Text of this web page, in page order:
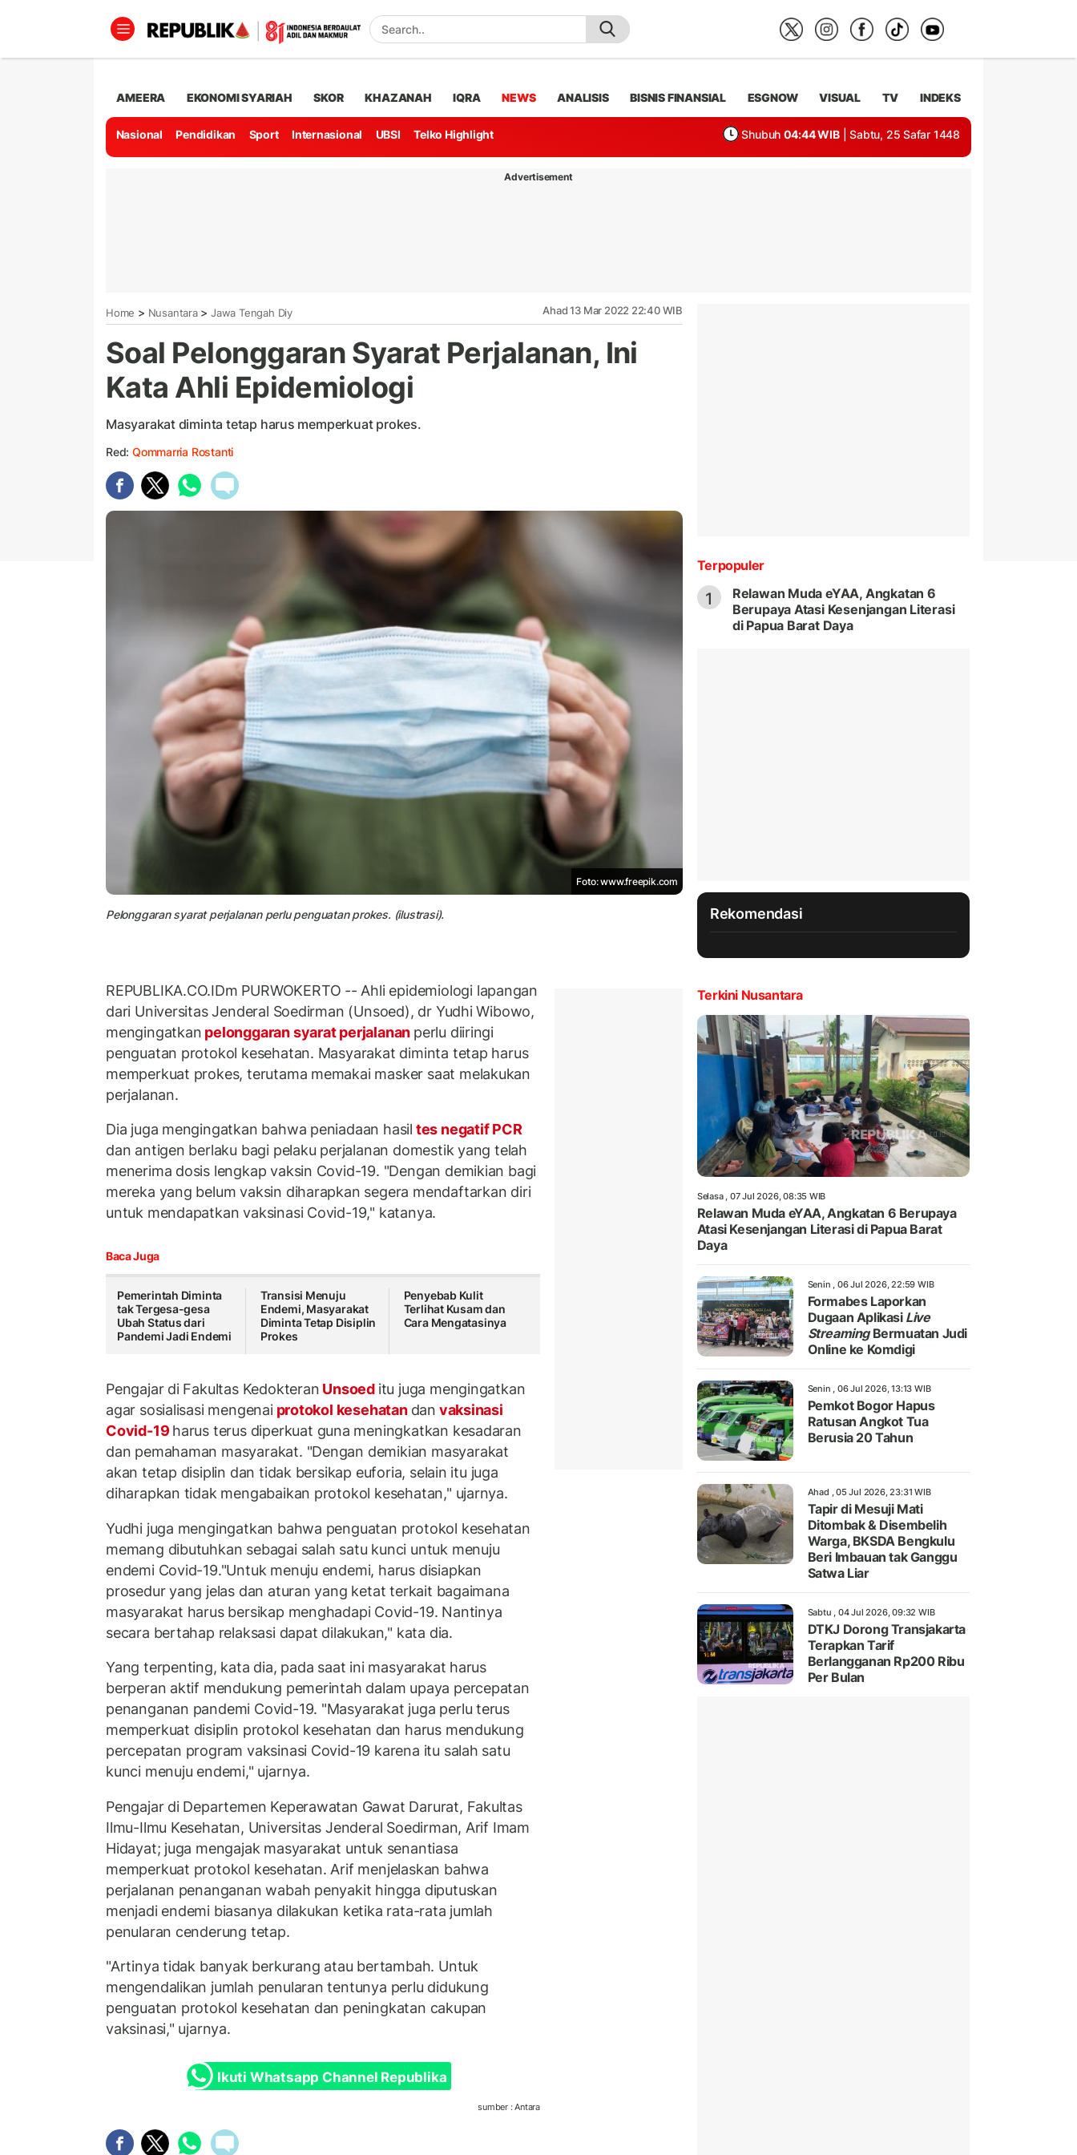
AMEERA EKONOMI SYARIAH SKOR KHAZANAH IQRA NEWS ANALISIS BISNIS FINANSIAL ESGNOW VISUAL TV INDEKS
Nasional Pendidikan Sport Internasional UBSI Telko Highlight Shubuh 04:44 WIB | Sabtu, 25 Safar 1448
Advertisement
Home > Nusantara> Jawa Tengah Diy Ahad 13 Mar 2022 22:40 WIB
Soal Pelonggaran Syarat Perjalanan, Ini
Kata Ahli Epidemiologi
Masyarakat diminta tetap harus memperkuat prokes.
Red: Qommarria Rostanti
Foto: www.freepik.com
Pelonggaran syarat perjalanan perlu penguatan prokes. (ilustrasi).
REPUBLIKA.CO.IDm PURWOKERTO -- Ahli epidemiologi lapangan
dari Universitas Jenderal Soedirman (Unsoed), dr Yudhi Wibowo,
mengingatkan pelonggaran syarat perjalanan perlu diiringi
penguatan protokol kesehatan. Masyarakat diminta tetap harus
memperkuat prokes, terutama memakai masker saat melakukan
perjalanan.
Dia juga mengingatkan bahwa peniadaan hasil tes negatif PCR
dan antigen berlaku bagi pelaku perjalanan domestik yang telah
menerima dosis lengkap vaksin Covid-19. "Dengan demikian bagi
mereka yang belum vaksin diharapkan segera mendaftarkan diri
untuk mendapatkan vaksinasi Covid-19," katanya.
Baca Juga
Pemerintah Diminta
tak Tergesa-gesa
Ubah Status dari
Pandemi Jadi Endemi
Transisi Menuju
Endemi, Masyarakat
Diminta Tetap Disiplin
Prokes
Penyebab Kulit
Terlihat Kusam dan
Cara Mengatasinya
Pengajar di Fakultas Kedokteran Unsoed itu juga mengingatkan
agar sosialisasi mengenaiprotokol kesehatan dan vaksinasi
Covid-19 harus terus diperkuat guna meningkatkan kesadaran
dan pemahaman masyarakat. "Dengan demikian masyarakat
akan tetap disiplin dan tidak bersikap euforia, selain itu juga
diharapkan tidak mengabaikan protokol kesehatan," ujarnya.
Yudhi juga mengingatkan bahwa penguatan protokol kesehatan
memang dibutuhkan sebagai salah satu kunci untuk menuju
endemi Covid-19."Untuk menuju endemi, harus disiapkan
prosedur yang jelas dan aturan yang ketat terkait bagaimana
masyarakat harus bersikap menghadapi Covid-19. Nantinya
secara bertahap relaksasi dapat dilakukan," kata dia.
Yang terpenting, kata dia, pada saat ini masyarakat harus
berperan aktif mendukung pemerintah dalam upaya percepatan
penanganan pandemi Covid-19. "Masyarakat juga perlu terus
memperkuat disiplin protokol kesehatan dan harus mendukung
percepatan program vaksinasi Covid-19 karena itu salah satu
kunci menuju endemi," ujarnya.
Pengajar di Departemen Keperawatan Gawat Darurat, Fakultas
Ilmu-Ilmu Kesehatan, Universitas Jenderal Soedirman, Arif Imam
Hidayat; juga mengajak masyarakat untuk senantiasa
memperkuat protokol kesehatan. Arif menjelaskan bahwa
perjalanan penanganan wabah penyakit hingga diputuskan
menjadi endemi biasanya dilakukan ketika rata-rata jumlah
penularan cenderung tetap.
"Artinya tidak banyak berkurang atau bertambah. Untuk
mengendalikan jumlah penularan tentunya perlu didukung
penguatan protokol kesehatan dan peningkatan cakupan
vaksinasi," ujarnya.
Ikuti Whatsapp Channel Republika
sumber : Antara
Terpopuler
1
Relawan Muda eYAA, Angkatan 6
Berupaya Atasi Kesenjangan Literasi
di Papua Barat Daya
Rekomendasi
Terkini Nusantara
Selasa , 07 Jul 2026, 08:35 WIB
Relawan Muda eYAA, Angkatan 6 Berupaya
Atasi Kesenjangan Literasi di Papua Barat
Daya
Senin , 06 Jul 2026, 22:59 WIB
Formabes Laporkan
Dugaan Aplikasi Live
StreamingBermuatan Judi
Online ke Komdigi
Senin , 06 Jul 2026, 13:13 WIB
Pemkot Bogor Hapus
Ratusan Angkot Tua
Berusia 20 Tahun
Ahad , 05 Jul 2026, 23:31 WIB
Tapir di Mesuji Mati
Ditombak & Disembelih
Warga, BKSDA Bengkulu
Beri Imbauan tak Ganggu
Satwa Liar
Sabtu , 04 Jul 2026, 09:32 WIB
DTKJ Dorong Transjakarta
Terapkan Tarif
Berlangganan Rp200 Ribu
Per Bulan